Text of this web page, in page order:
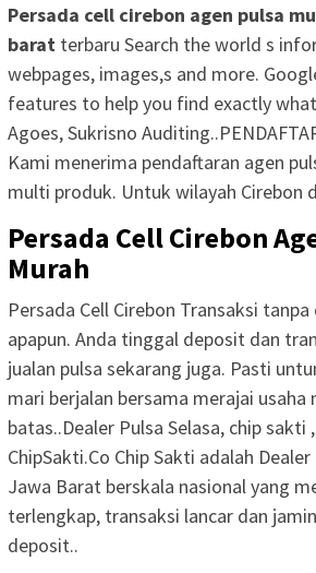
Persada cell cirebon agen pulsa
barat terbaru Search the world s
webpages, images,s and more.
features to help you find exactly
Agoes, Sukrisno
Kami menerima pendaftaran agen
multi produk. Untuk wilayah Cirebon
Persada Cell Cirebon
Murah
Persada Cell Cirebon Transaksi
apapun. Anda tinggal deposit dan
jualan pulsa sekarang juga. Pasti
mari berjalan bersama merajai usaha
batas..Dealer Pulsa Selasa, chip sakti
ChipSakti.Co Chip Sakti adalah
Jawa Barat berskala nasional yang
terlengkap, transaksi lancar dan
deposit..